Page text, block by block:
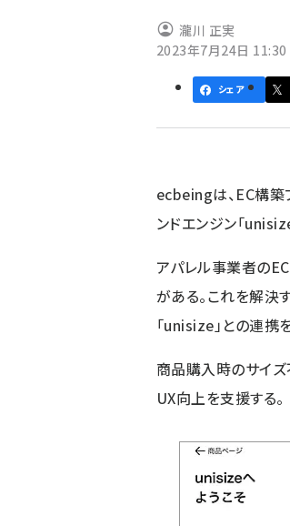
瀧川 正実
2023年7月24日 11:30
シェア
ecbeingは、EC構築
ンドエンジン「
アパレル事業者の
がある。これを解決
「unisize」との連携
商品購入時のサイズ
UX向上を支援する。